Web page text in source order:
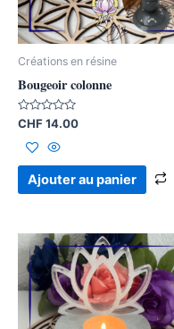
Créations en résine
Bougeoir colonne
Note
0
sur
CHF14.00
Ajouter au panier